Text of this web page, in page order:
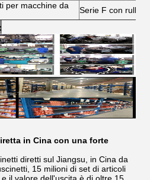
per macchine da
Serie F con rullo
in Cina con una forte
diretti sul Jiangsu, in Cina da
15 milioni di set di articoli